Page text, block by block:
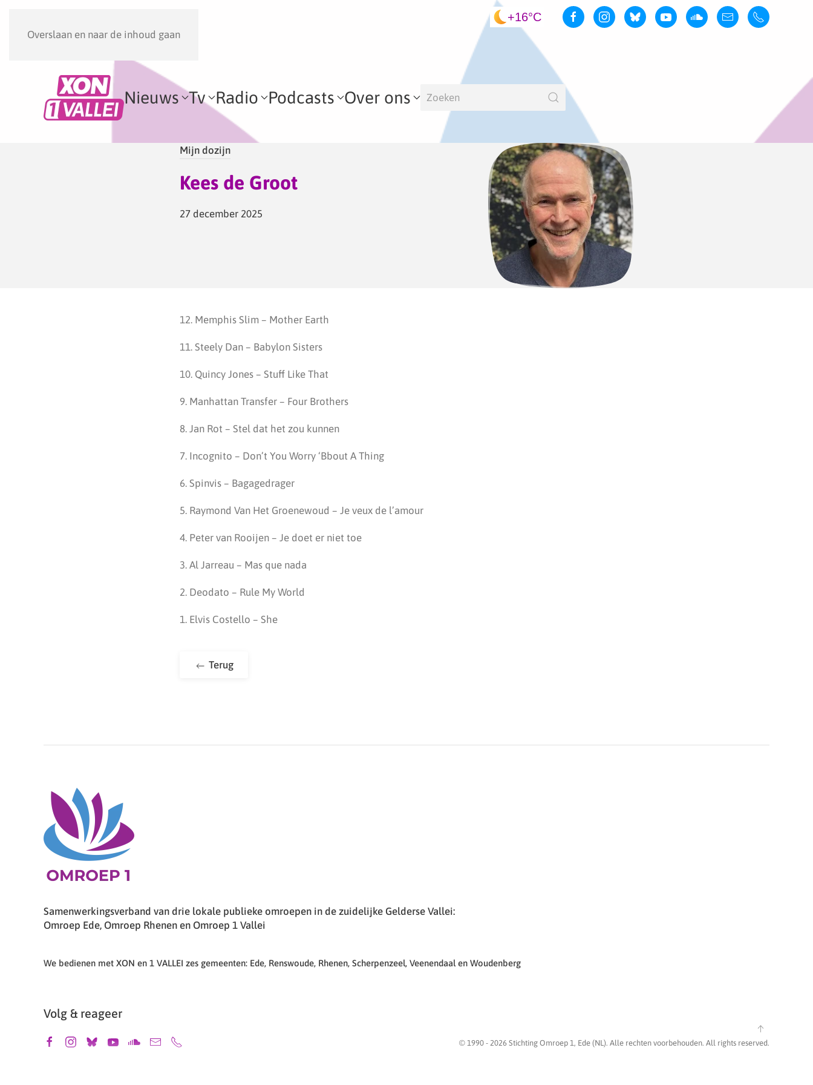
Overslaan en naar de inhoud gaan
+16°C
Nieuws Tv Radio Podcasts Over ons
Mijn dozijn
Kees de Groot
27 december 2025
12. Memphis Slim – Mother Earth
11. Steely Dan – Babylon Sisters
10. Quincy Jones – Stuff Like That
9. Manhattan Transfer – Four Brothers
8. Jan Rot – Stel dat het zou kunnen
7. Incognito – Don’t You Worry ‘Bbout A Thing
6. Spinvis – Bagagedrager
5. Raymond Van Het Groenewoud – Je veux de l’amour
4. Peter van Rooijen – Je doet er niet toe
3. Al Jarreau – Mas que nada
2. Deodato – Rule My World
1. Elvis Costello – She
Terug
Samenwerkingsverband van drie lokale publieke omroepen in de zuidelijke Gelderse Vallei:
Omroep Ede, Omroep Rhenen en Omroep 1 Vallei
We bedienen met XON en 1 VALLEI zes gemeenten: Ede, Renswoude, Rhenen, Scherpenzeel, Veenendaal en Woudenberg
Volg & reageer
© 1990 - 2026 Stichting Omroep 1, Ede (NL). Alle rechten voorbehouden. All rights reserved.